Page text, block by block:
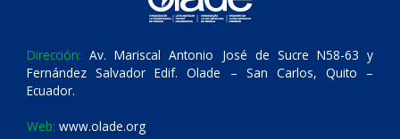
Dirección: Av. Mariscal Antonio José de Sucre N58-63 y
Fernández Salvador Edif. Olade – San Carlos, Quito –
Ecuador.
Web: www.olade.org